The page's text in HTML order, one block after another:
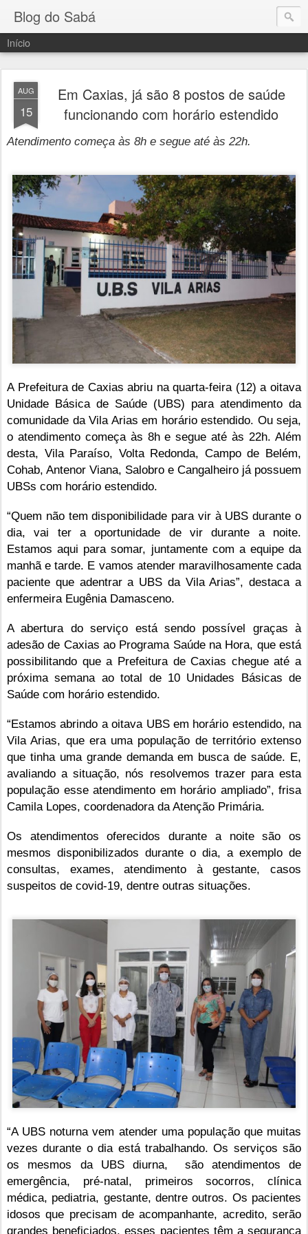
Blog do Sabá
Início
AUG
15
Em Caxias, já são 8 postos de saúde
funcionando com horário estendido
Atendimento começa às 8h e segue até às 22h.
A Prefeitura de Caxias abriu na quarta-feira (12) a oitava
Unidade Básica de Saúde (UBS) para atendimento da
comunidade da Vila Arias em horário estendido. Ou seja,
o atendimento começa às 8h e segue até às 22h. Além
desta, Vila Paraíso, Volta Redonda, Campo de Belém,
Cohab, Antenor Viana, Salobro e Cangalheiro já possuem
UBSs com horário estendido.
“Quem não tem disponibilidade para vir à UBS durante o
dia, vai ter a oportunidade de vir durante a noite.
Estamos aqui para somar, juntamente com a equipe da
manhã e tarde. E vamos atender maravilhosamente cada
paciente que adentrar a UBS da Vila Arias”, destaca a
enfermeira Eugênia Damasceno.
A abertura do serviço está sendo possível graças à
adesão de Caxias ao Programa Saúde na Hora, que está
possibilitando que a Prefeitura de Caxias chegue até a
próxima semana ao total de 10 Unidades Básicas de
Saúde com horário estendido.
“Estamos abrindo a oitava UBS em horário estendido, na
Vila Arias, que era uma população de território extenso
que tinha uma grande demanda em busca de saúde. E,
avaliando a situação, nós resolvemos trazer para esta
população esse atendimento em horário ampliado”, frisa
Camila Lopes, coordenadora da Atenção Primária.
Os atendimentos oferecidos durante a noite são os
mesmos disponibilizados durante o dia, a exemplo de
consultas, exames, atendimento à gestante, casos
suspeitos de covid-19, dentre outras situações.
“A UBS noturna vem atender uma população que muitas
vezes durante o dia está trabalhando. Os serviços são
os mesmos da UBS diurna, são atendimentos de
emergência, pré-natal, primeiros socorros, clínica
médica, pediatria, gestante, dentre outros. Os pacientes
idosos que precisam de acompanhante, acredito, serão
grandes beneficiados, esses pacientes têm a segurança